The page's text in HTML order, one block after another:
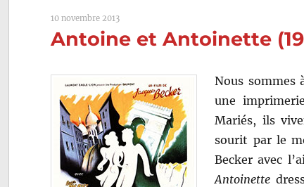
10 novembre 2013
Antoine et Antoinette
Nous sommes
une
Mariés, ils
sourit par le
Becker avec
Antoinette